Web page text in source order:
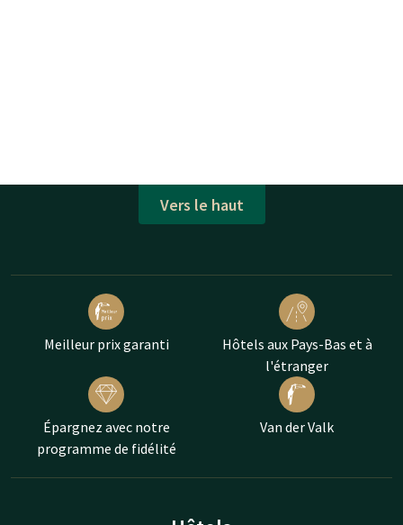
Vers le haut
Meilleur prix garanti
Hôtels aux Pays-Bas et à
l'étranger
Épargnez avec notre
programme de fidélité
Van der Valk